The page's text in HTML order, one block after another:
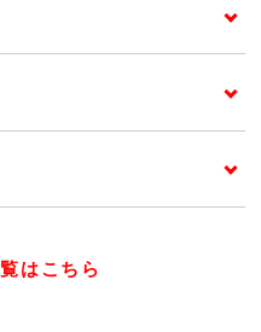
はこちら